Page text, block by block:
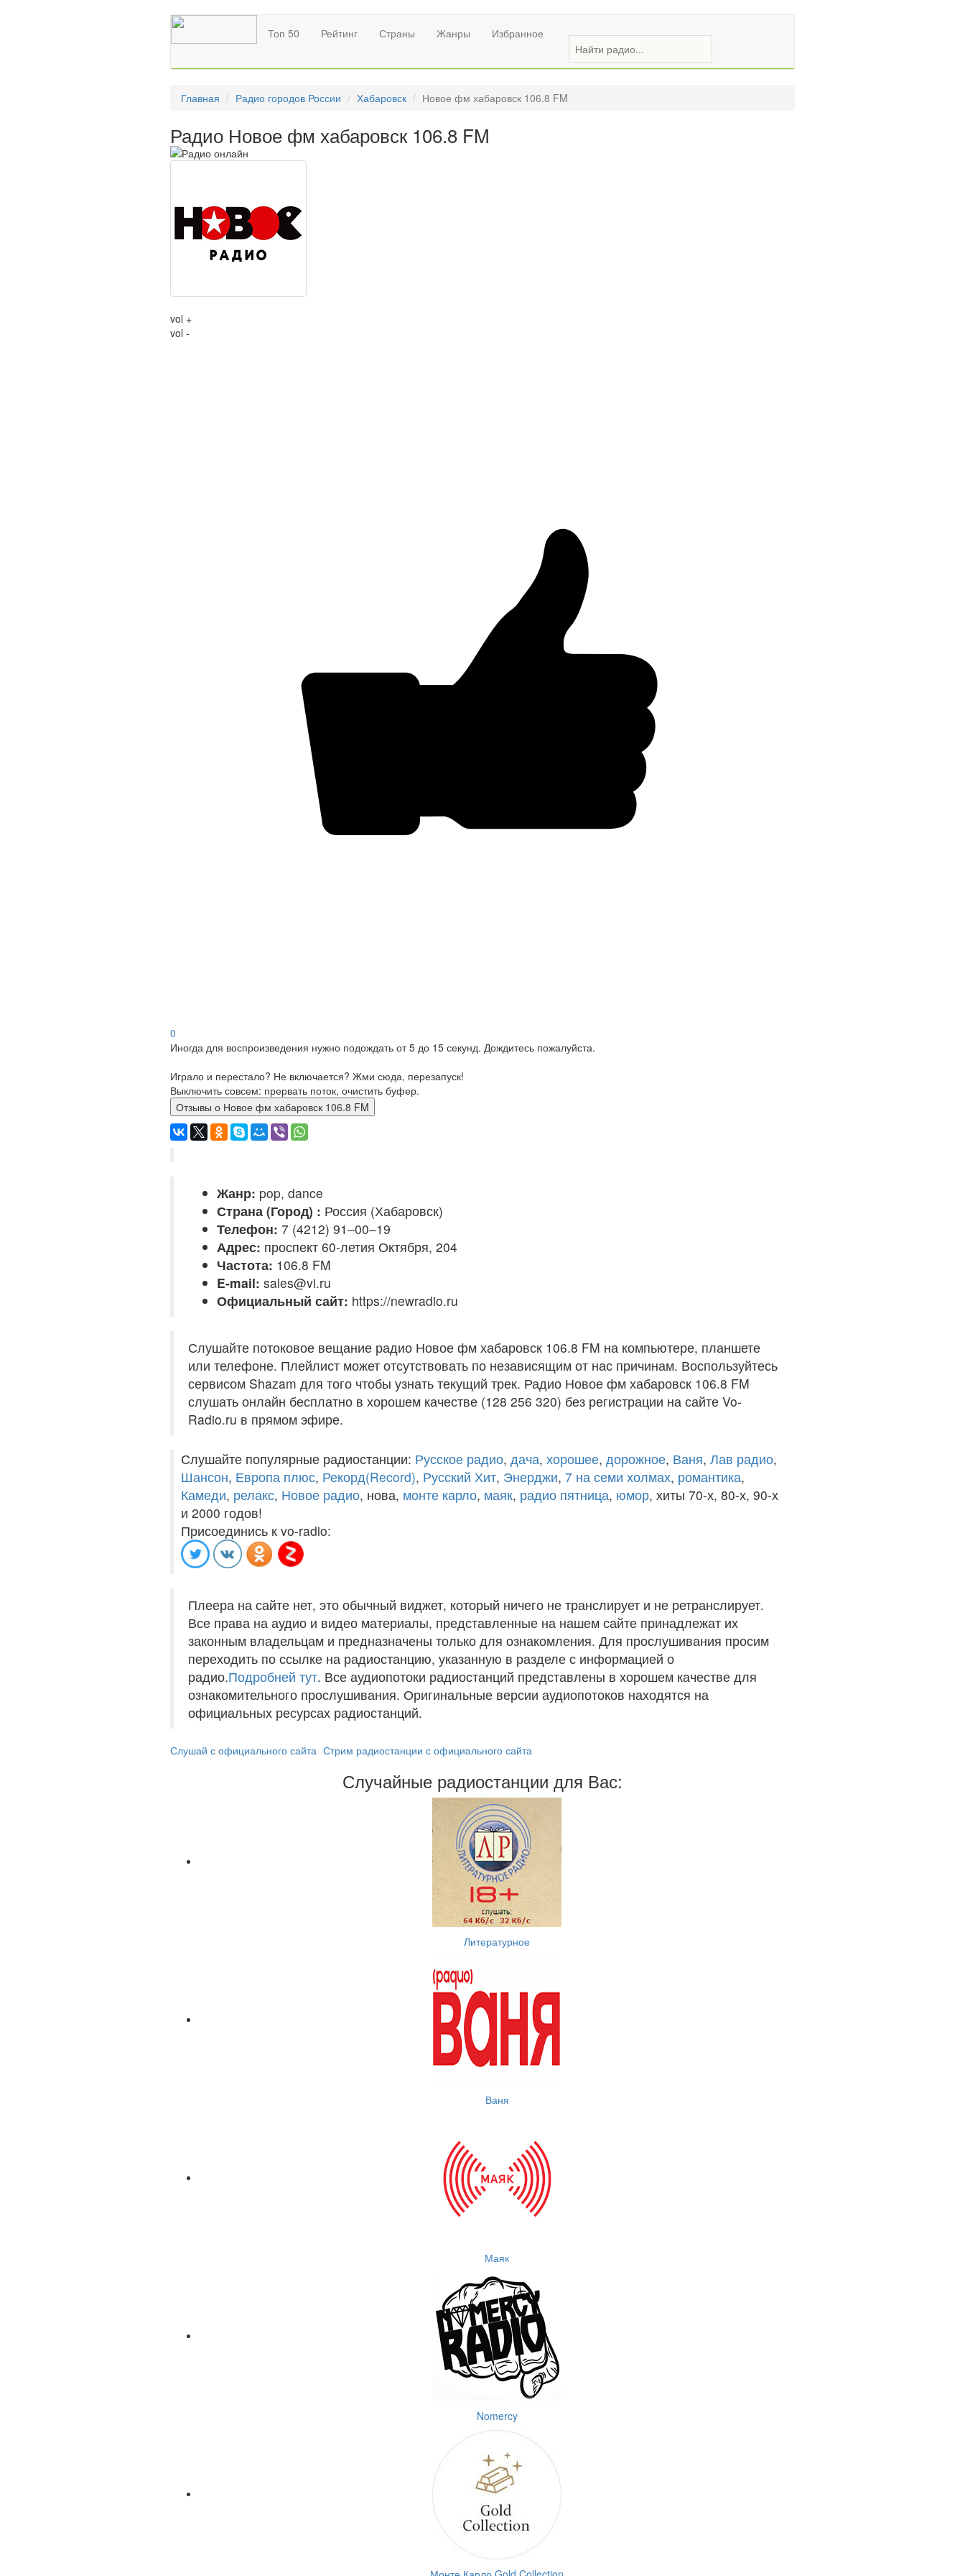
Топ 50 Рейтинг Страны Жанры Избранное
Главная Радио городов России Хабаровск Новое фм хабаровск 106.8 FM
Радио Новое фм хабаровск 106.8 FM
vol +
vol -
0
Иногда для воспроизведения нужно подождать от 5 до 15 секунд. Дождитесь пожалуйста.
Играло и перестало? Не включается? Жми сюда, перезапуск!
Выключить совсем: прервать поток, очистить буфер.
Отзывы о Новое фм хабаровск 106.8 FM
Жанр: pop, dance
Страна (Город) : Россия (Хабаровск)
Телефон: 7 (4212) 91–00–19
Адрес: проспект 60-летия Октября, 204
Частота: 106.8 FM
E-mail: sales@vi.ru
Официальный сайт: https://newradio.ru
Слушайте потоковое вещание радио Новое фм хабаровск 106.8 FM на компьютере, планшете
или телефоне. Плейлист может отсутствовать по независящим от нас причинам. Воспользуйтесь
сервисом Shazam для того чтобы узнать текущий трек. Радио Новое фм хабаровск 106.8 FM
слушать онлайн бесплатно в хорошем качестве (128 256 320) без регистрации на сайте Vo-
Radio.ru в прямом эфире.
Слушайте популярные радиостанции: Русское радио, дача, хорошее, дорожное, Ваня, Лав радио,
Шансон, Европа плюс, Рекорд(Record), Русский Хит, Энерджи, 7 на семи холмах, романтика,
Камеди, релакс, Новое радио, нова, монте карло, маяк, радио пятница, юмор, хиты 70-х, 80-х, 90-х
и 2000 годов!
Присоединись к vo-radio:
Плеера на сайте нет, это обычный виджет, который ничего не транслирует и не ретранслирует.
Все права на аудио и видео материалы, представленные на нашем сайте принадлежат их
законным владельцам и предназначены только для ознакомления. Для прослушивания просим
переходить по ссылке на радиостанцию, указанную в разделе с информацией о
радио.Подробней тут. Все аудиопотоки радиостанций представлены в хорошем качестве для
ознакомительного прослушивания. Оригинальные версии аудиопотоков находятся на
официальных ресурсах радиостанций.
Слушай с официального сайта Стрим радиостанции с официального сайта
Случайные радиостанции для Вас:
Литературное
Ваня
Маяк
Nomercy